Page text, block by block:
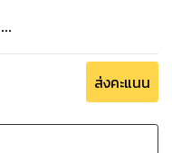
ส่งคะแนน